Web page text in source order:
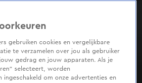
gebruiken cookies en vergelijkbare
te verzamelen over jou als gebruiker
gedrag en jouw apparaten. Als je
selecteert, worden
ingeschakeld om onze advertenties en